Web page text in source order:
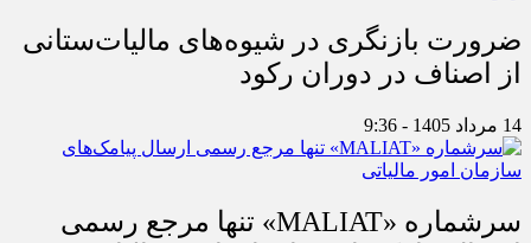
ضرورت بازنگری در شیوه‌های مالیات‌ستانی
از اصناف در دوران رکود
14 مرداد 1405 - 9:36
سرشماره «MALIAT» تنها مرجع رسمی